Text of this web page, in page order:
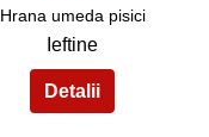
Hrana umeda pisici
Ieftine